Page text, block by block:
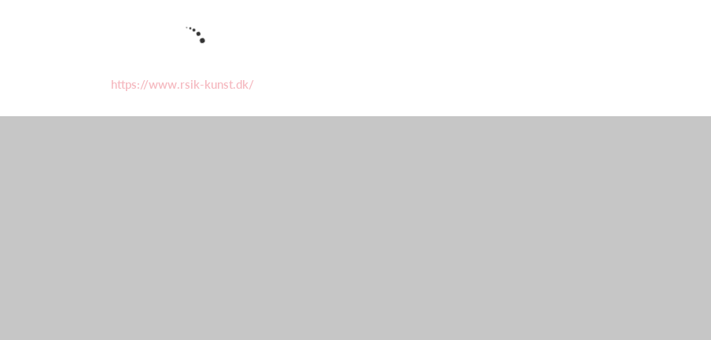
https://www.rsik-kunst.dk/